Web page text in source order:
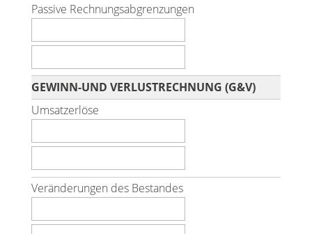
Passive Rechnungsabgrenzungen
GEWINN-UND VERLUSTRECHNUNG (G&V)
Umsatzerlöse
Veränderungen des Bestandes